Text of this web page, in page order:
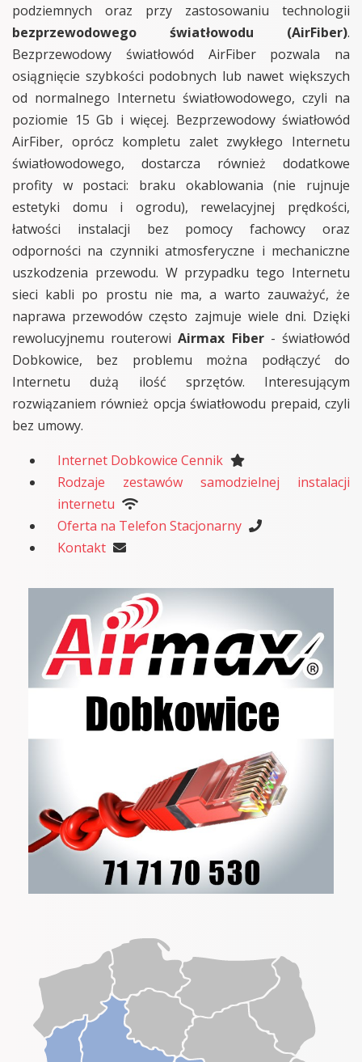
podziemnych oraz przy zastosowaniu technologii
bezprzewodowego światłowodu (AirFiber).
Bezprzewodowy światłowód AirFiber pozwala na
osiągnięcie szybkości podobnych lub nawet większych
od normalnego Internetu światłowodowego, czyli na
poziomie 15 Gb i więcej. Bezprzewodowy światłowód
AirFiber, oprócz kompletu zalet zwykłego Internetu
światłowodowego, dostarcza również dodatkowe
profity w postaci: braku okablowania (nie rujnuje
estetyki domu i ogrodu), rewelacyjnej prędkości,
łatwości instalacji bez pomocy fachowcy oraz
odporności na czynniki atmosferyczne i mechaniczne
uszkodzenia przewodu. W przypadku tego Internetu
sieci kabli po prostu nie ma, a warto zauważyć, że
naprawa przewodów często zajmuje wiele dni. Dzięki
rewolucyjnemu routerowiAirmax Fiber- światłowód
Dobkowice, bez problemu można podłączyć do
Internetu dużą ilość sprzętów. Interesującym
rozwiązaniem również opcja światłowodu prepaid, czyli
bez umowy.
Internet Dobkowice Cennik
Rodzaje zestawów samodzielnej instalacji
internetu
Oferta na Telefon Stacjonarny
Kontakt